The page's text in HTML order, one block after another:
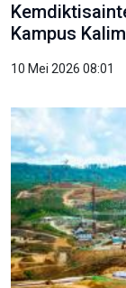
Kampus
10 Mei 2026 08:01